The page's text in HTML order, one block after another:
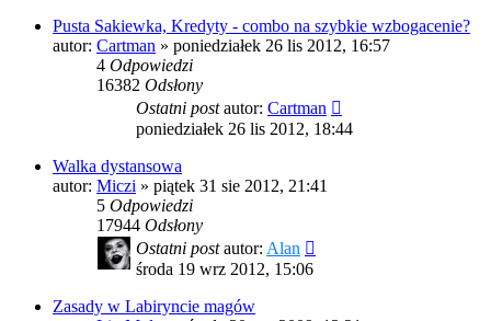
Pusta Sakiewka, Kredyty - combo na szybkie wzbogacenie?
autor: Cartman » poniedziałek 26 lis 2012, 16:57
4 Odpowiedzi
16382 Odsłony
Ostatni postautor: Cartman
poniedziałek 26 lis 2012, 18:44
Walka dystansowa
autor: Miczi » piątek 31 sie 2012, 21:41
5 Odpowiedzi
17944 Odsłony
Ostatni postautor: Alan
środa 19 wrz 2012, 15:06
Zasady w Labiryncie magów